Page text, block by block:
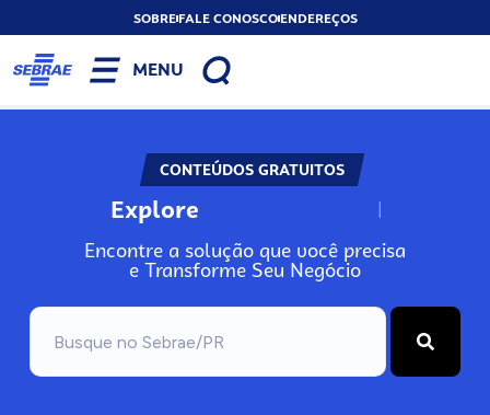
SOBREFALE CONOSCOENDEREÇOS
MENU
CONTEÚDOS GRATUITOS
Explore N
Encontre a solução que você precisa
e Transforme Seu Negócio